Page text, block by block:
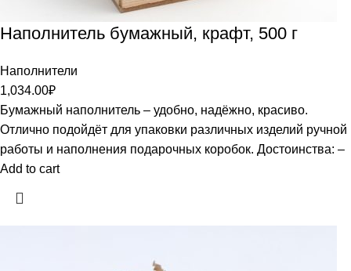
Наполнитель бумажный, крафт, 500 г
Наполнители
1,034.00₽
Бумажный наполнитель – удобно, надёжно, красиво.
Отлично подойдёт для упаковки различных изделий ручной
работы и наполнения подарочных коробок. Достоинства: –
Add to cart